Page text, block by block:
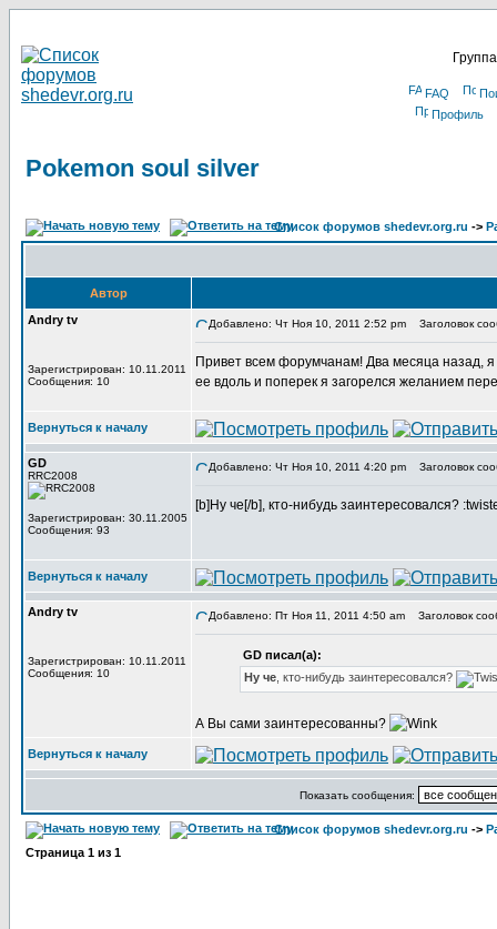
FAQ
Профиль
Pokemon soul silver
Список форумов shedevr.org.ru ->
Автор
Andry tv
Зарегистрирован: 10.11.2011
Сообщения: 10
Добавлено: Чт Ноя 10, 2011 2:52 pm Заголовок
Привет всем форумчанам! Два месяца назад,
ее вдоль и поперек я загорелся желанием
Вернуться к началу
GD
RRC2008
Зарегистрирован: 30.11.2005
Сообщения: 93
Добавлено: Чт Ноя 10, 2011 4:20 pm Заголовок
[b]Ну че[/b], кто-нибудь заинтересовался?
Вернуться к началу
Andry tv
Зарегистрирован: 10.11.2011
Сообщения: 10
Добавлено: Пт Ноя 11, 2011 4:50 am Заголовок
GD писал(а):
Ну че , кто-нибудь заинтересовался?
А Вы сами заинтересованны?
Вернуться к началу
Показать сообщения:
Список форумов shedevr.org.ru ->
Страница 1 из 1